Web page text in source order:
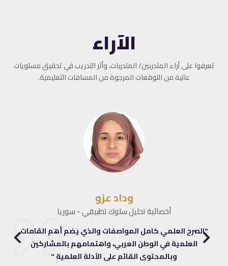
الآراء
تعرفوا على أراء المتدربين/ المتدربات، وأثر التدريب في تحقيق مستويات
عالية من التوقعات المرجوة من المسافات التعليمية.
وداد عزو
أخصائية تحليل سلوك تطبيقي - سوريا
"الصرح العلمي كامل المواصفات والذي يضم أهم القامات
العلمية في الوطن العربي، واهتمامهم بالمشاركين
وبالمحتوى القائم على الأدلة العلمية "